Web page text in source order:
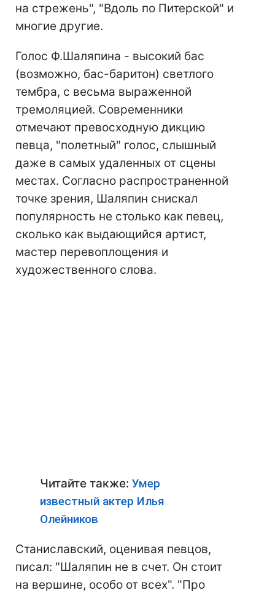
на стрежень", "Вдоль по Питерской" и
многие другие.
Голос Ф.Шаляпина - высокий бас
(возможно, бас-баритон) светлого
тембра, с весьма выраженной
тремоляцией. Современники
отмечают превосходную дикцию
певца, "полетный" голос, слышный
даже в самых удаленных от сцены
местах. Согласно распространенной
точке зрения, Шаляпин снискал
популярность не столько как певец,
сколько как выдающийся артист,
мастер перевоплощения и
художественного слова.
Читайте также: Умер
известный актер Илья
Олейников
Станиславский, оценивая певцов,
писал: "Шаляпин не в счет. Он стоит
на вершине, особо от всех". "Про